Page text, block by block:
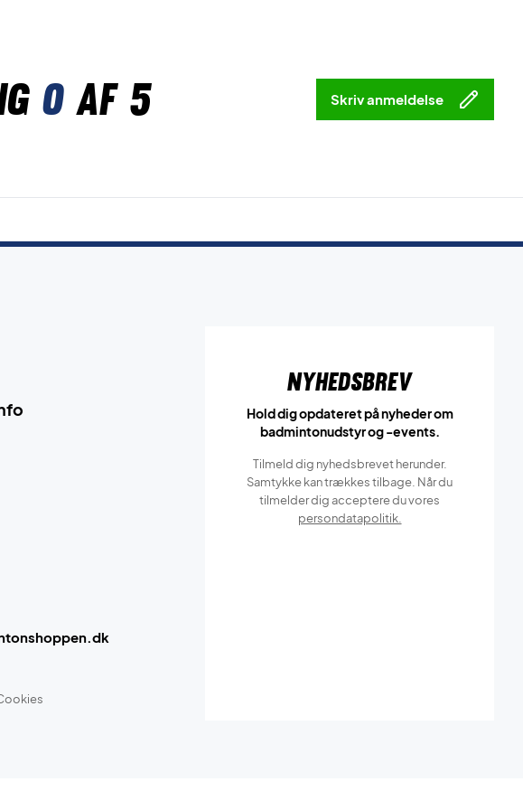
0af 5 Skriv anmeldelse
Nyhedsbrev
Hold dig opdateret på nyheder om
badmintonudstyr og -events.
Tilmeld dig nyhedsbrevet herunder.
Samtykke kan trækkes tilbage. Når du
tilmelder dig acceptere du vores
persondatapolitik.